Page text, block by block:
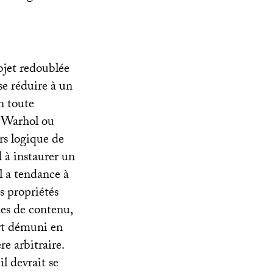
redoublée
réduire à un
toute
ou
logique de
instaurer un
tendance à
propriétés
de contenu,
démuni en
arbitraire.
devrait se